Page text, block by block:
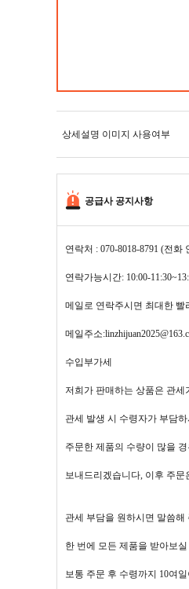
상세설명 이미지 사용여부
공급사 공지사항
연락처 : 070-8018-8791 (전
연락가능시간: 10:00-
메일로 연락주시면 최대한 빨
메일주소
수입부가세
저희가 판매하는 상품은 관세
관세 발생 시 수령자가 부담
주문한 제품의 수량이 많을
보내드리겠습니다, 이후 주
관세 부담을 원하시면 말씀
한 번에 모든 제품을 받아보
보통 주문 후 수령까지 10여